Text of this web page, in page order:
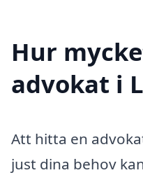
Hur
advokat i
Att hitta en
just dina behov